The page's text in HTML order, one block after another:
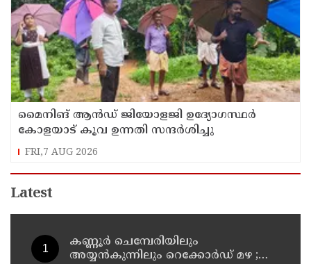
മൈനിങ് ആൻഡ്​ ജിയോളജി ഉദ്യോഗസ്ഥർ
കോളയാട് കൂവ ഉന്നതി സന്ദർശിച്ചു
FRI,7 AUG 2026
Latest
കണ്ണൂർ ചെമ്പേരിയിലും
അയ്യൻകുന്നിലും റെക്കോർഡ് മഴ ;